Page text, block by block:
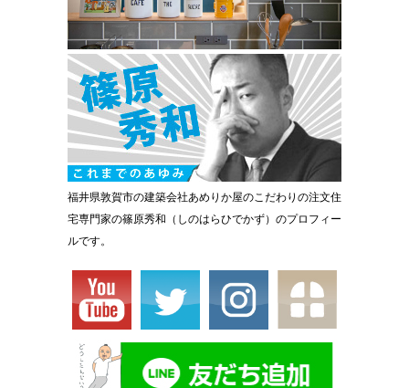
福井県敦賀市の建築会社あめりか屋のこだわりの注文住
宅専門家の篠原秀和（しのはらひでかず）のプロフィー
ルです。